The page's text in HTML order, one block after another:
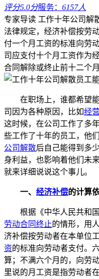
评分5.0分服务： 6157人
专家导读 工作十年公司解
法律规定，经济补偿按劳
付一个月工资的标准向劳
司应支付十个月工资作为
合同解除或终止前十二个
在职场上，谁都希望
司因为各种原因，比如经
这时候，在公司工作了多
些工作了十年的员工，他
公司解散后自己能得到多
身利益，也影响着他们未
就来详细说说这个事儿。
一、 经济补偿的计算
根据《中华人民共和国
劳动合同终止的情形，用
济补偿按劳动者在本单位
资的标准向劳动者支付。
算；不满六个月的，向劳
里说的月工资是指劳动者在